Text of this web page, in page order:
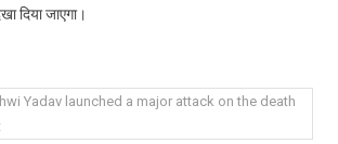
दिया जाएगा।
Yadav launched a major attack on the death